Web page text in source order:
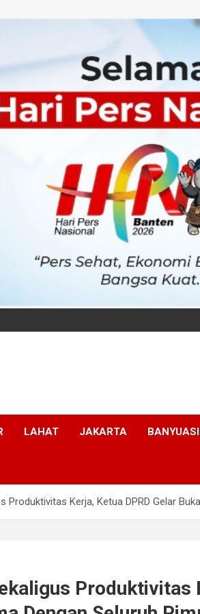
LAHAT JAKARTA
Produktivitas Kerja, Ketua DPRD Gelar
Produktivitas